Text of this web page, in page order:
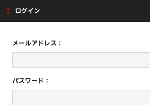
ログイン
メールアドレス：
パスワード：